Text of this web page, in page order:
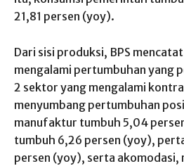
21,81 persen (yoy).
Dari sisi produksi, BPS
mengalami pertumbuhan yang
2 sektor yang mengalami
menyumbang pertumbuhan
manufaktur tumbuh 5,04
tumbuh 6,26 persen (yoy),
persen (yoy), serta akomodasi,